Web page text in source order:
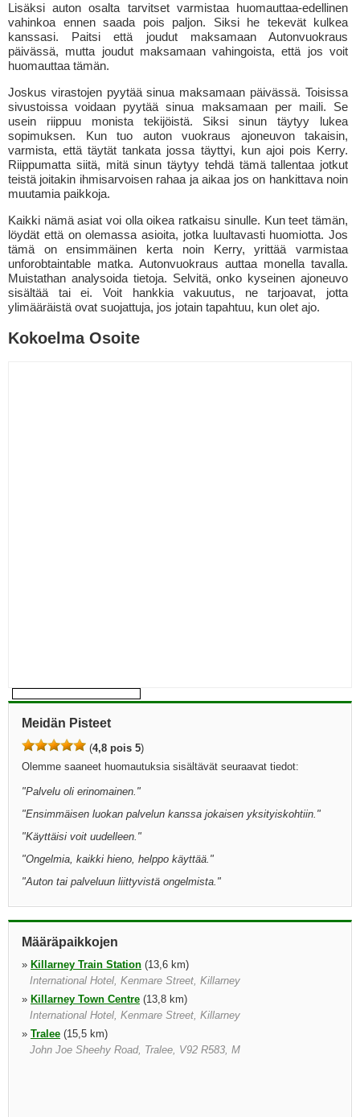
Lisäksi auton osalta tarvitset varmistaa huomauttaa-edellinen
vahinkoa ennen saada pois paljon. Siksi he tekevät kulkea
kanssasi. Paitsi että joudut maksamaan Autonvuokraus
päivässä, mutta joudut maksamaan vahingoista, että jos voit
huomauttaa tämän.
Joskus virastojen pyytää sinua maksamaan päivässä. Toisissa
sivustoissa voidaan pyytää sinua maksamaan per maili. Se
usein riippuu monista tekijöistä. Siksi sinun täytyy lukea
sopimuksen. Kun tuo auton vuokraus ajoneuvon takaisin,
varmista, että täytät tankata jossa täyttyi, kun ajoi pois Kerry.
Riippumatta siitä, mitä sinun täytyy tehdä tämä tallentaa jotkut
teistä joitakin ihmisarvoisen rahaa ja aikaa jos on hankittava noin
muutamia paikkoja.
Kaikki nämä asiat voi olla oikea ratkaisu sinulle. Kun teet tämän,
löydät että on olemassa asioita, jotka luultavasti huomiotta. Jos
tämä on ensimmäinen kerta noin Kerry, yrittää varmistaa
unforobtaintable matka. Autonvuokraus auttaa monella tavalla.
Muistathan analysoida tietoja. Selvitä, onko kyseinen ajoneuvo
sisältää tai ei. Voit hankkia vakuutus, ne tarjoavat, jotta
ylimääräistä ovat suojattuja, jos jotain tapahtuu, kun olet ajo.
Kokoelma Osoite
Meidän Pisteet
(4,8 pois 5)
Olemme saaneet huomautuksia sisältävät seuraavat tiedot:
"Palvelu oli erinomainen. "
"Ensimmäisen luokan palvelun kanssa jokaisen yksityiskohtiin. "
"Käyttäisi voit uudelleen. "
"Ongelmia, kaikki hieno, helppo käyttää. "
"Auton tai palveluun liittyvistä ongelmista. "
Määräpaikkojen
» Killarney Train Station (13,6 km)
International Hotel, Kenmare Street, Killarney
» Killarney Town Centre (13,8 km)
International Hotel, Kenmare Street, Killarney
» Tralee (15,5 km)
John Joe Sheehy Road, Tralee, V92 R583, M